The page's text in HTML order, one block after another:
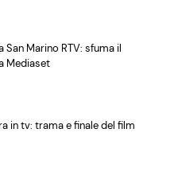
Marino RTV: sfuma il
Mediaset
in tv: trama e finale del film